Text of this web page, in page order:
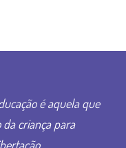
é aquela que
da criança para